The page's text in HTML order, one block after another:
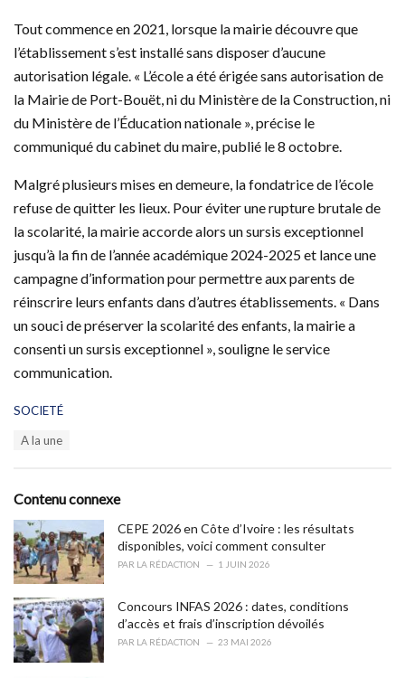
Tout commence en 2021, lorsque la mairie découvre que
l’établissement s’est installé sans disposer d’aucune
autorisation légale. « L’école a été érigée sans autorisation de
la Mairie de Port-Bouët, ni du Ministère de la Construction, ni
du Ministère de l’Éducation nationale », précise le
communiqué du cabinet du maire, publié le 8 octobre.
Malgré plusieurs mises en demeure, la fondatrice de l’école
refuse de quitter les lieux. Pour éviter une rupture brutale de
la scolarité, la mairie accorde alors un sursis exceptionnel
jusqu’à la fin de l’année académique 2024-2025 et lance une
campagne d’information pour permettre aux parents de
réinscrire leurs enfants dans d’autres établissements. « Dans
un souci de préserver la scolarité des enfants, la mairie a
consenti un sursis exceptionnel », souligne le service
communication.
C
o
r
i
e
s
:
SOCIETÉ
:
A la une
Contenu connexe
CEPE 2026 en Côte d’Ivoire : les résultats
disponibles, voici comment consulter
PAR LA RÉDACTION 1 JUIN 2026
Concours INFAS 2026 : dates, conditions
d’accès et frais d’inscription dévoilés
PAR LA RÉDACTION 23 MAI 2026